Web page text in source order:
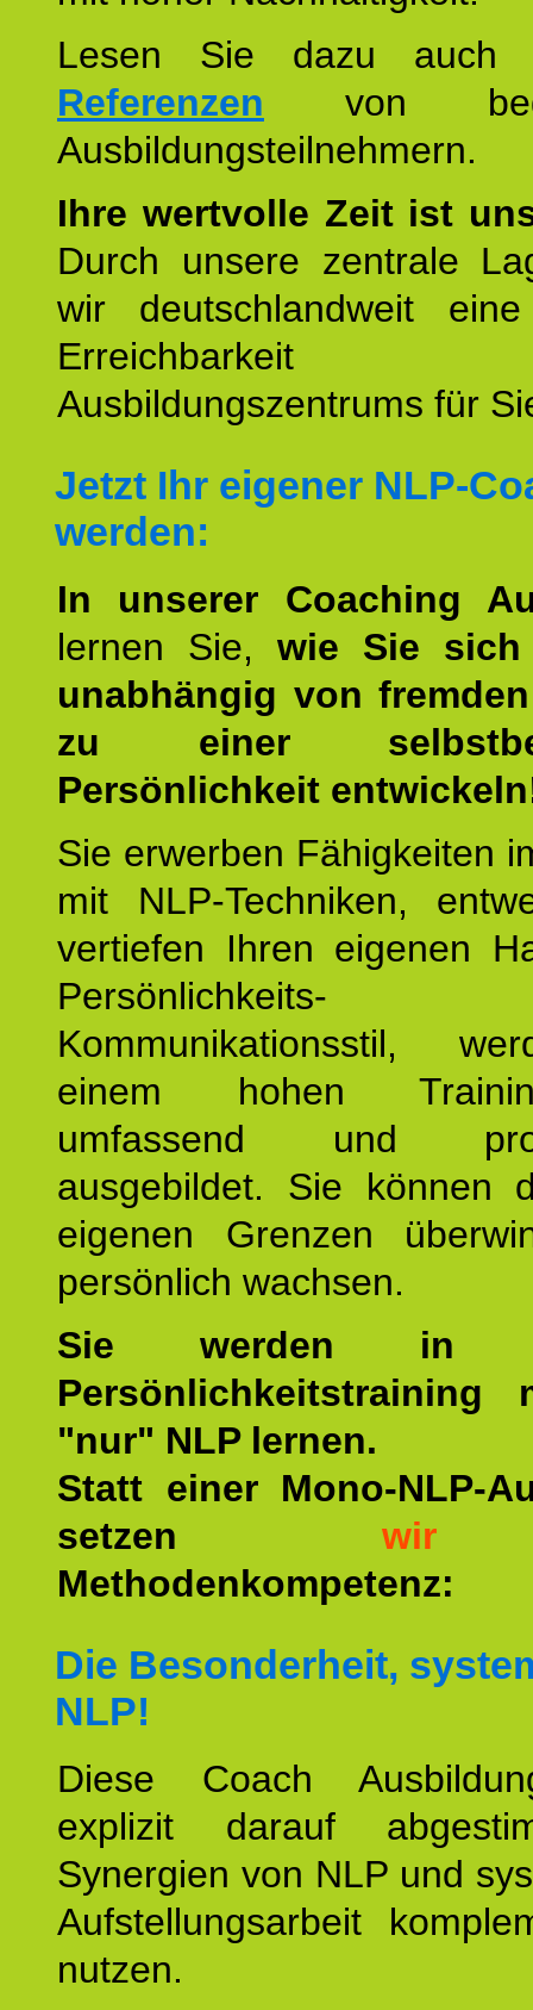
Lesen Sie dazu
Referenzen von
Ausbildungsteilnehmern.
Ihre wertvolle Zeit ist
Durch unsere zentrale
wir deutschlandweit
Erreichbarkeit
Ausbildungszentrums für
Jetzt Ihr eigener NLP-
werden:
In unserer Coaching
lernen Sie, wie Sie
unabhängig von
zu einer
Persönlichkeit
Sie erwerben Fähigkeiten
mit NLP-Techniken,
vertiefen Ihren eigenen
Kommunikationsstil,
einem hohen
umfassend und
ausgebildet. Sie können
eigenen Grenzen
persönlich wachsen.
Sie werden in
Persönlichkeitstraining
"nur" NLP lernen.
Statt einer Mono-NLP-
setzen wir
Methodenkompetenz:
Die Besonderheit,
NLP!
Diese Coach
explizit darauf
Synergien von NLP und
Aufstellungsarbeit
nutzen.